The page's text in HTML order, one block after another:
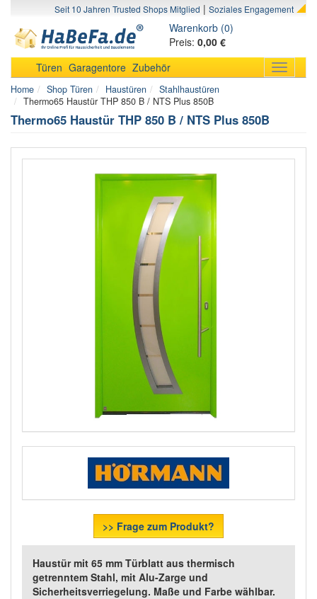
Seit 10 Jahren Trusted Shops Mitglied | Soziales Engagement
Warenkorb (0)
Preis: 0,00 €
Toggle
Türen Garagentore Zubehör
Home Shop Türen Haustüren
Stahlhaustüren
Thermo65 Haustür THP 850 B / NTS Plus 850B
Thermo65 Haustür THP 850 B / NTS Plus 850B
>> Frage zum Produkt?
Haustür mit 65 mm Türblatt aus thermisch
getrenntem Stahl, mit Alu-Zarge und
Sicherheitsverriegelung. Maße und Farbe wählbar.